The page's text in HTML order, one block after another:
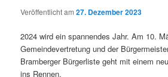
Veröffentlicht am27. Dezember 2023
2024 wird ein spannendes Jahr. Am 10.
Gemeindevertretung und der
Bramberger Bürgerliste geht mit einem
ins Rennen.